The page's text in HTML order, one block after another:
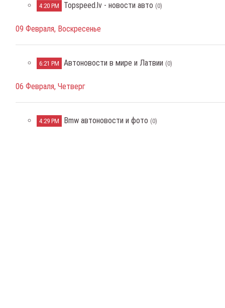
4:20 PM Topspeed.lv - новости авто (0)
09 Февраля, Воскресенье
6:21 PM Автоновости в мире и Латвии (0)
06 Февраля, Четверг
4:29 PM Bmw автоновости и фото (0)